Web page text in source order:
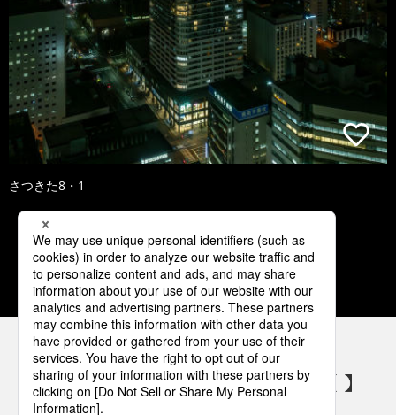
さつきた8・1
1 2 3 4 5
パナソニックの電気設備 SNSアカウント